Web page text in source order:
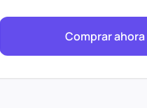
Comprar ahora